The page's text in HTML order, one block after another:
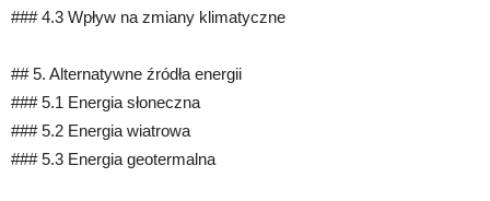
### 4.3 Wpływ na zmiany klimatyczne
## 5. Alternatywne źródła energii
### 5.1 Energia słoneczna
### 5.2 Energia wiatrowa
### 5.3 Energia geotermalna